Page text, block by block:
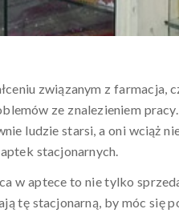
związanym z farmacja,
ze znalezieniem
ludzie starsi, a oni wciąż
stacjonarnych.
w aptece to nie tylko
tę stacjonarną, by móc się